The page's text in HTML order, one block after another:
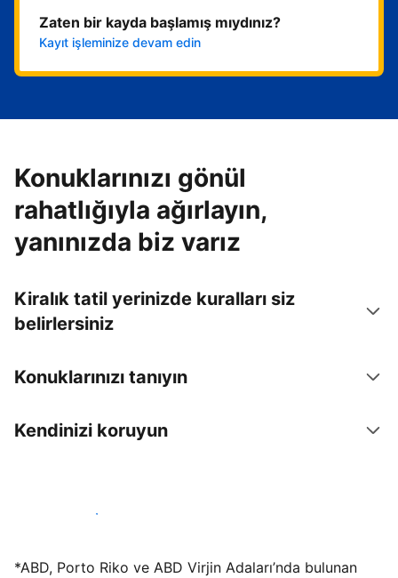
Zaten bir kayda başlamış mıydınız?
Kayıt işleminize devam edin
Konuklarınızı gönül
rahatlığıyla ağırlayın,
yanınızda biz varız
Kiralık tatil yerinizde kuralları siz
belirlersiniz
Konuklarınızı tanıyın
Kendinizi koruyun
Hemen tesis yayınla
*ABD, Porto Riko ve ABD Virjin Adaları’nda bulunan